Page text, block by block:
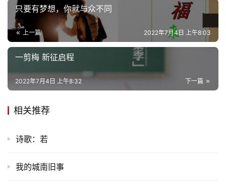
只要有梦想，你就与众不同
上一篇 2022年7月4日 上午8:03
一剪梅 新征启程
下一篇
2022年7月4日 上午8:32
相关推荐
诗歌：若
我的城南旧事